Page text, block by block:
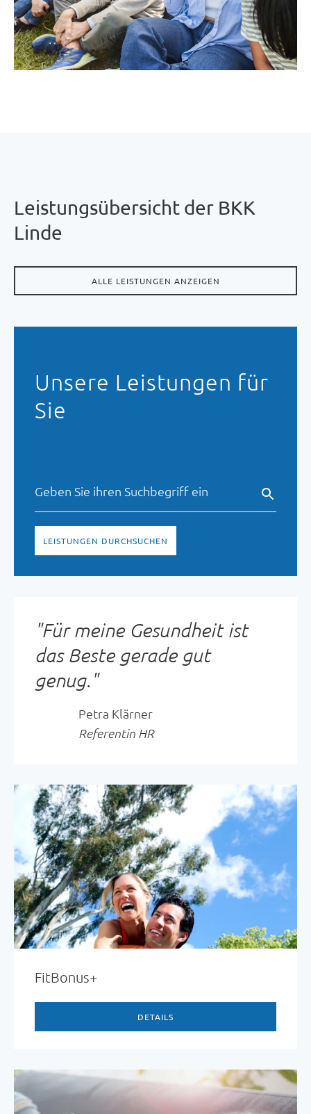
Leistungs­übersicht der BKK
Linde
ALLE LEISTUNGEN ANZEIGEN
Unsere Leistungen für
Sie
LEISTUNGEN DURCHSUCHEN
"Für meine Gesundheit ist
das Beste gerade gut
genug."
Petra Klärner
Referentin HR
FitBonus+
DETAILS